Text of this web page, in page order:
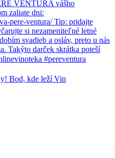
Bod, kde leží Vin